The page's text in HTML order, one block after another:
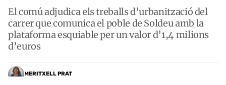
El comú adjudica els treballs d’urbanització del
carrer que comunica el poble de Soldeu amb la
plataforma esquiable per un valor d’1,4 milions
d’euros
MERITXELL PRAT